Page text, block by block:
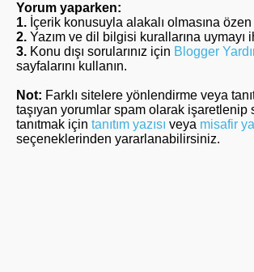
Yorum yaparken:
1. İçerik konusuyla alakalı olmasına
2. Yazım ve dil bilgisi kurallarına uymayı
3. Konu dışı sorularınız için Blogger
sayfalarını kullanın.
Not: Farklı sitelere yönlendirme veya
taşıyan yorumlar spam olarak işaretlenip
tanıtmak için tanıtım yazısı veya misafir
seçeneklerinden yararlanabilirsiniz.